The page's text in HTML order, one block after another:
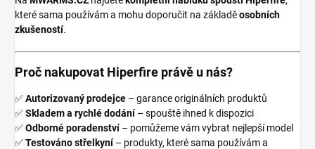
které sama používám a mohu doporučit na základěosobních
zkušeností.
Proč nakupovat Hiperfire právě u nás?
✅Autorizovaný prodejce – garance originálních produktů
✅Skladem a rychlé dodání– spouště ihned k dispozici
✅Odborné poradenství– pomůžeme vám vybrat nejlepší model
✅Testováno střelkyní– produkty, které sama používám a